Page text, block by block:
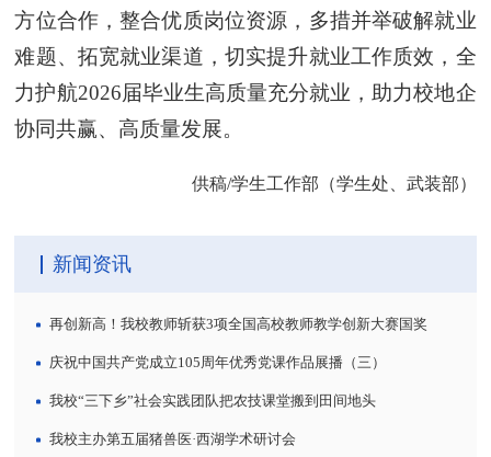
方位合作，整合优质岗位资源，多措并举破解就业
难题、拓宽就业渠道，切实提升就业工作质效，全
力护航2026届毕业生高质量充分就业，助力校地企
协同共赢、高质量发展。
供稿/学生工作部（学生处、武装部）
新闻资讯
再创新高！我校教师斩获3项全国高校教师教学创新大赛国奖
庆祝中国共产党成立105周年优秀党课作品展播（三）
我校“三下乡”社会实践团队把农技课堂搬到田间地头
我校主办第五届猪兽医·西湖学术研讨会